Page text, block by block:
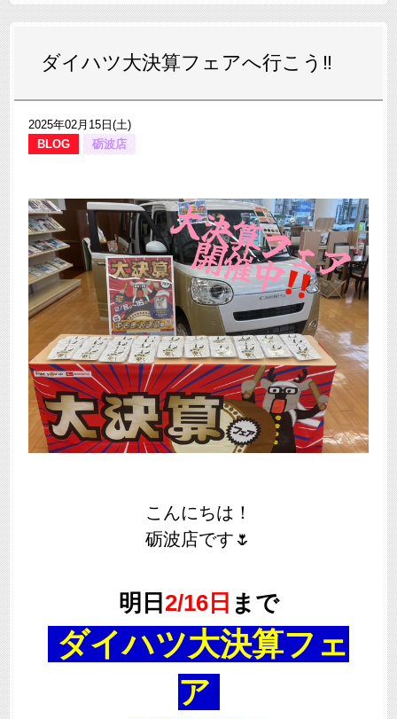
ダイハツ大決算フェアへ行こう‼
2025年02月15日(土)
BLOG
砺波店
こんにちは！
砺波店です🌷
明日 2/16日 まで
ダイハツ大決算フェ
ア